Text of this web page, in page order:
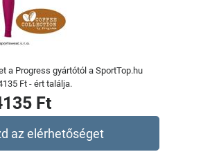
a Progress gyártótól a SportTop.hu
Ft - ért találja.
Ft
az elérhetőséget